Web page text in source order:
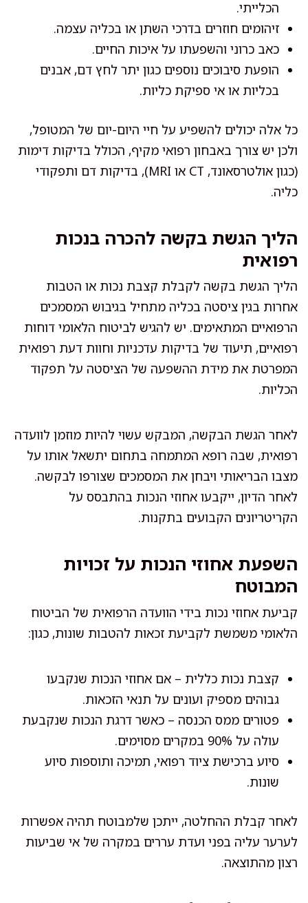
הכלייתי.
זיהומים חוזרים בדרכי השתן או בכליה עצמה.
כאב כרוני והשפעתו על איכות החיים.
הופעת סיבוכים נוספים כגון יתר לחץ דם, אבנים
בכליות או אי ספיקת כליות.
כל אלה יכולים להשפיע על חיי היום-יום של המטופל,
ולכן יש צורך באבחון רפואי מקיף, הכולל בדיקות דימות
(כגון אולטרסאונד, CT או MRI), בדיקות דם ותפקודי
כליה.
הליך הגשת בקשה להכרה בנכות
רפואית
הליך הגשת בקשה לקבלת קצבת נכות או הטבות
אחרות בגין ציסטה בכליה מתחיל בגיבוש המסמכים
הרפואיים המתאימים. יש להגיש לביטוח הלאומי דוחות
רפואיים, תיעוד של בדיקות עדכניות וחוות דעת רפואית
המפרטת את מידת ההשפעה של הציסטה על תפקוד
הכליות.
לאחר הגשת הבקשה, המבקש עשוי להיות מוזמן לוועדה
רפואית, שבה רופא המתמחה בתחום יתשאל אותו על
מצבו הבריאותי ויבחן את המסמכים שצורפו לבקשה.
לאחר הדיון, ייקבעו אחוזי הנכות בהתבסס על
הקריטריונים הקבועים בתקנות.
השפעת אחוזי הנכות על זכויות
המבוטח
קביעת אחוזי נכות בידי הוועדה הרפואית של הביטוח
הלאומי משמשת לקביעת זכאות להטבות שונות, כגון:
קצבת נכות כללית – אם אחוזי הנכות שנקבעו
גבוהים מספיק ועונים על תנאי הזכאות.
פטורים ממס הכנסה – כאשר דרגת הנכות שנקבעת
עולה על 90% במקרים מסוימים.
סיוע ברכישת ציוד רפואי, תמיכה ותוספות סיוע
שונות.
לאחר קבלת ההחלטה, ייתכן שלמבוטח תהיה אפשרות
לערער עליה בפני ועדת עררים במקרה של אי שביעות
רצון מהתוצאה.